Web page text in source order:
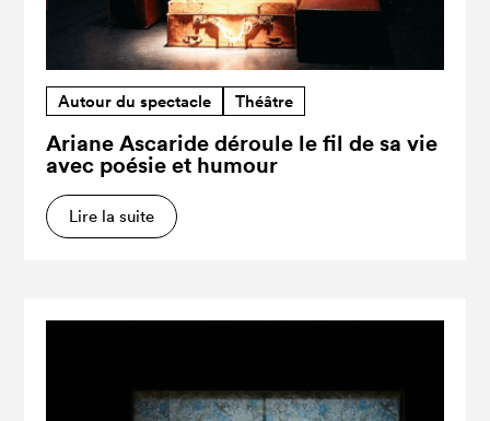
Autour du spectacle Théâtre
Ariane Ascaride déroule le fil de sa vie
avec poésie et humour
Lire la suite